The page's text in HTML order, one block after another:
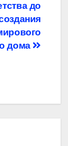
до
дома